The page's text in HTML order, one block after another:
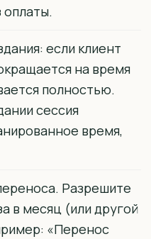
если клиент
на время
полностью.
сессия
время,
Разрешите
в месяц (или другой
«Перенос